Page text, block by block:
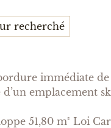
recherché
immédiate
emplacement
51,80 m² Loi